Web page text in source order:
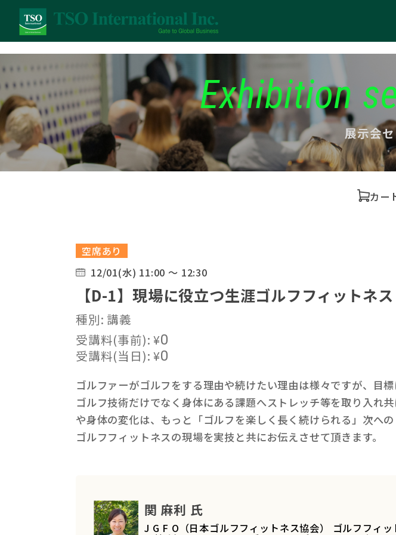
Exhibition
展示会
カー
空席あり
12/01(水) 11:00 ～ 12:30
【D-1】現場に役立つ生涯ゴルフフィットネス
種別: 講義
受講料(事前):¥0
受講料(当日):¥0
ゴルファーがゴルフをする理由や続けたい理由は様々ですが、目
ゴルフ技術だけでなく身体にある課題へストレッチ等を取り入れ
や身体の変化は、もっと「ゴルフを楽しく長く続けられる」次へ
ゴルフフィットネスの現場を実技と共にお伝えさせて頂きます。
関 麻利 氏
J G F O（日本ゴルフフィットネス協会） ゴルフフィ